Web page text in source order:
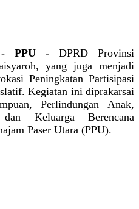
- PPU - DPRD Provinsi
yang juga menjadi
Peningkatan Partisipasi
Kegiatan ini diprakarsai
Perlindungan Anak,
Keluarga Berencana
Paser Utara (PPU).